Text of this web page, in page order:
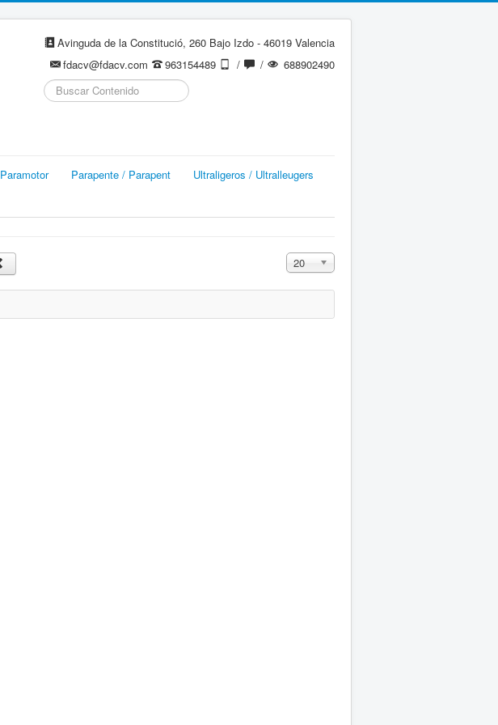
Avinguda de la Constitució, 260 Bajo Izdo - 46019 Valencia
fdacv@fdacv.com
963154489 / /
688902490
Buscar...
Paramotor Parapente / Parapent
Ultraligeros / Ultralleugers
Cantidad a mostrar
20